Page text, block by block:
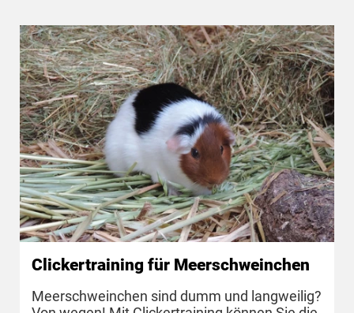
Clickertraining für Meerschweinchen
Meerschweinchen sind dumm und langweilig?